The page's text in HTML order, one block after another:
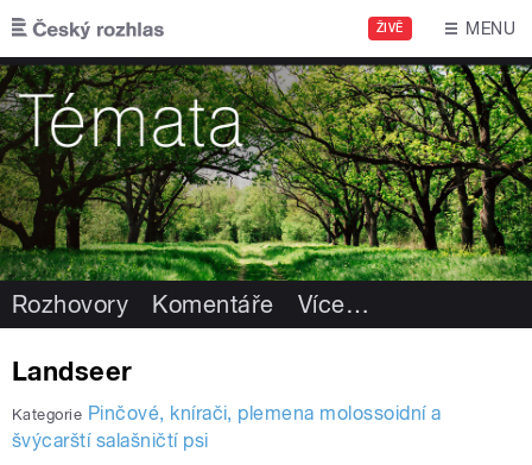
Přejít k hlavnímu obsahu
ŽIVĚ MENU
Rozhovory Komentáře Více…
Landseer
Kategorie Pinčové, knírači, plemena molossoidní a
švýcarští salašničtí psi